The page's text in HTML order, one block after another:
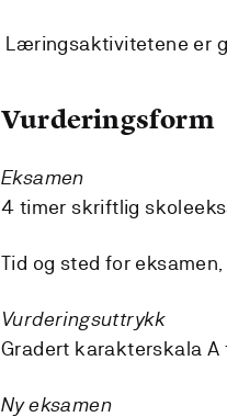
Læringsaktivitetene er
Vurderingsform
Eksamen
4 timer skriftlig
Tid og sted for eksamen,
Vurderingsuttrykk
Gradert karakterskala A
Ny eksamen